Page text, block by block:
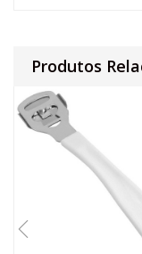
Produtos